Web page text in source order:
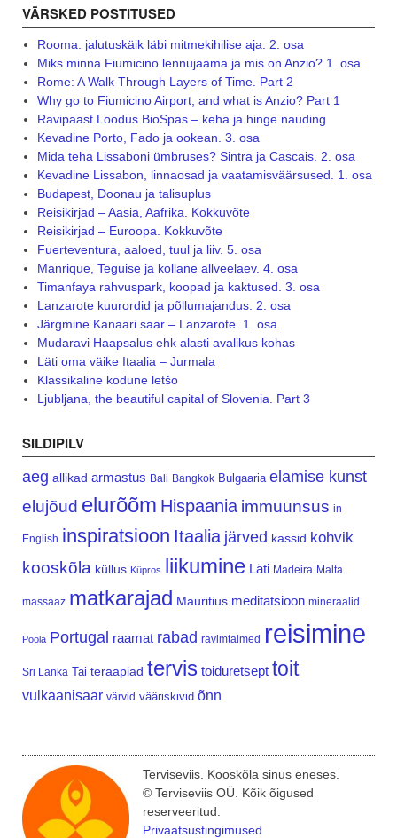
VÄRSKED POSTITUSED
Rooma: jalutuskäik läbi mitmekihilise aja. 2. osa
Miks minna Fiumicino lennujaama ja mis on Anzio? 1. osa
Rome: A Walk Through Layers of Time. Part 2
Why go to Fiumicino Airport, and what is Anzio? Part 1
Ravipaast Loodus BioSpas – keha ja hinge nauding
Kevadine Porto, Fado ja ookean. 3. osa
Mida teha Lissaboni ümbruses? Sintra ja Cascais. 2. osa
Kevadine Lissabon, linnaosad ja vaatamisväärsused. 1. osa
Budapest, Doonau ja talisuplus
Reisikirjad – Aasia, Aafrika. Kokkuvõte
Reisikirjad – Euroopa. Kokkuvõte
Fuerteventura, aaloed, tuul ja liiv. 5. osa
Manrique, Teguise ja kollane allveelaev. 4. osa
Timanfaya rahvuspark, koopad ja kaktused. 3. osa
Lanzarote kuurordid ja põllumajandus. 2. osa
Järgmine Kanaari saar – Lanzarote. 1. osa
Mudaravi Haapsalus ehk alasti avalikus kohas
Läti oma väike Itaalia – Jurmala
Klassikaline kodune letšo
Ljubljana, the beautiful capital of Slovenia. Part 3
SILDIPILV
aeg allikad armastus Bali Bangkok Bulgaaria elamise kunst
elujõud elurõõm Hispaania immuunsus in
English inspiratsioon Itaalia järved kassid kohvik
kooskõla küllus Küpros liikumine Läti Madeira Malta
massaaz matkarajad Mauritius meditatsioon mineraalid
Poola Portugal raamat rabad ravimtaimed reisimine
Sri Lanka Tai teraapiad tervis toiduretsept toit
vulkaanisaar värvid vääriskivid õnn
Terviseviis. Kooskõla sinus eneses.
© Terviseviis OÜ. Kõik õigused
reserveeritud.
Privaatsustingimused